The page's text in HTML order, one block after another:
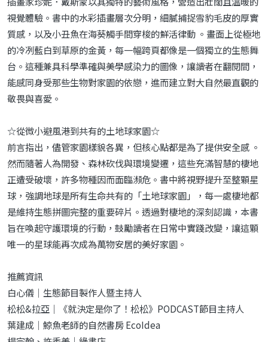
視覺體驗。書中的水彩插畫層次分明，細膩捕捉雪豹毛皮的厚實
質感，以及小丑魚在海葵觸手間穿梭的鮮活律動 。畫面上從極地
的冷冽藍白到草原的金黃，每一幅跨頁都像是一個獨立的生態舞
台。這種兼具科學準確與美學感染力的圖像，讓讀者在翻閱間，
能感同身受那些生物對家園的依戀，進而建立對大自然最直觀的
敬畏與喜愛。
☆從微小避風港到共有的土地球家園☆
前言指出，儘管家園樣貌各異，但核心點都是為了提供安全感 。
然而隨著人為開發、森林砍伐與環境變遷，這些充滿智慧的棲地
正遭受破壞，許多物種因而面臨瀕危。書中將視野提升至整顆星
球，強調地球是所有生命共有的「土地球家園」，每一處棲地都
是維持生態拼圖完整的重要碎片。透過對棲地的深刻認識，本書
旨在喚起守護環境的行動，鼓勵讀者在日常中實踐改變，讓這顆
唯一的星球能再次成為萬物安居的美好家園。
推薦資訊
白心儀｜生態節目製作人暨主持人
松松&拉亞｜《就決定是你了！松松》PODCAST節目主持人
葉建成｜鯨魚老師的自然書房 EcoIdea